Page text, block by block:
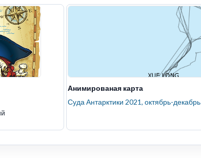
Анимированая карта
Суда Антарктики 2021, октябрь-декабрь